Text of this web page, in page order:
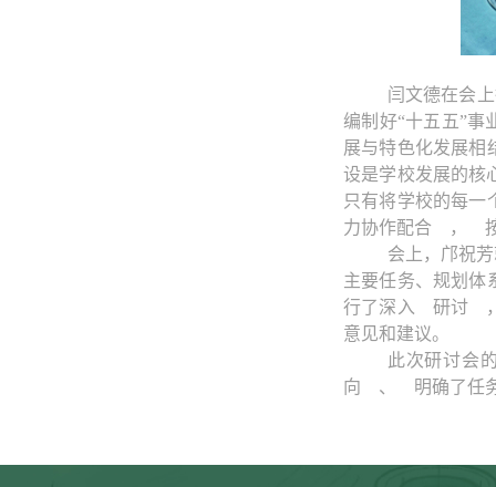
闫文德在会
编制好“十五五”事
展与特色化发展相
设是学校发展的核
只有将学校的每一
力协作配合
，
会上，邝祝
主要任务、规划体
行了深入
研讨
意见和建议。
此次研讨会
向
、 明确了任